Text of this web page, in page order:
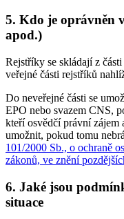
5. Kdo je oprávněn
apod.)
Rejstříky se skládají z
veřejné části rejstříků
Do neveřejné části se
EPO nebo svazem CNS,
kteří osvědčí právní zájem
umožnit, pokud tomu
101/2000 Sb., o ochraně
zákonů, ve znění
6. Jaké jsou
situace